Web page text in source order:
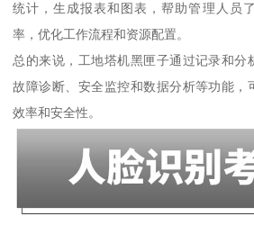
统计，生成报表和图表，帮助管理人员
率，优化工作流程和资源配置。
总的来说，工地塔机黑匣子通过记录和分
故障诊断、安全监控和数据分析等功能，
效率和安全性。